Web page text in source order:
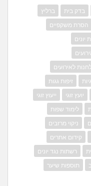
בדק בית
ברליץ
הסרת משקפיים
יונים
לאירועים
זיפות גגות
יועץ זוגי
ייעוץ זוגי
לימוד שפות
ניקוי מרזבים
קידום אתרים
רשתות נגד יונים
תוספות שיער